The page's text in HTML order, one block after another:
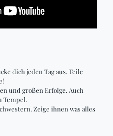
dich jeden Tag aus. Teile
und großen Erfolge. Auch
Tempel.
Zeige ihnen was alles